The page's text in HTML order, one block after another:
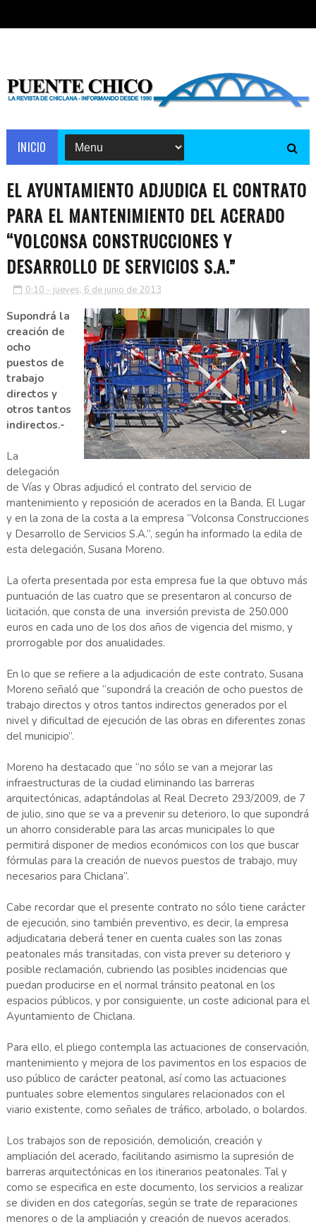
INICIO
EL AYUNTAMIENTO ADJUDICA EL CONTRATO
PARA EL MANTENIMIENTO DEL ACERADO
“VOLCONSA CONSTRUCCIONES Y
DESARROLLO DE SERVICIOS S.A.”
0:10 - jueves, 6 de junio de 2013
Supondrá la
creación de
ocho
puestos de
trabajo
directos y
otros tantos
indirectos.-
La
delegación
de Vías y Obras adjudicó el contrato del servicio de
mantenimiento y reposición de acerados en la Banda, El Lugar
y en la zona de la costa a la empresa “Volconsa Construcciones
y Desarrollo de Servicios S.A.”, según ha informado la edila de
esta delegación, Susana Moreno.
La oferta presentada por esta empresa fue la que obtuvo más
puntuación de las cuatro que se presentaron al concurso de
licitación, que consta de una inversión prevista de 250.000
euros en cada uno de los dos años de vigencia del mismo, y
prorrogable por dos anualidades.
En lo que se refiere a la adjudicación de este contrato, Susana
Moreno señaló que “supondrá la creación de ocho puestos de
trabajo directos y otros tantos indirectos generados por el
nivel y dificultad de ejecución de las obras en diferentes zonas
del municipio”.
Moreno ha destacado que “no sólo se van a mejorar las
infraestructuras de la ciudad eliminando las barreras
arquitectónicas, adaptándolas al Real Decreto 293/2009, de 7
de julio, sino que se va a prevenir su deterioro, lo que supondrá
un ahorro considerable para las arcas municipales lo que
permitirá disponer de medios económicos con los que buscar
fórmulas para la creación de nuevos puestos de trabajo, muy
necesarios para Chiclana”.
Cabe recordar que el presente contrato no sólo tiene carácter
de ejecución, sino también preventivo, es decir, la empresa
adjudicataria deberá tener en cuenta cuales son las zonas
peatonales más transitadas, con vista prever su deterioro y
posible reclamación, cubriendo las posibles incidencias que
puedan producirse en el normal tránsito peatonal en los
espacios públicos, y por consiguiente, un coste adicional para el
Ayuntamiento de Chiclana.
Para ello, el pliego contempla las actuaciones de conservación,
mantenimiento y mejora de los pavimentos en los espacios de
uso público de carácter peatonal, así como las actuaciones
puntuales sobre elementos singulares relacionados con el
viario existente, como señales de tráfico, arbolado, o bolardos.
Los trabajos son de reposición, demolición, creación y
ampliación del acerado, facilitando asimismo la supresión de
barreras arquitectónicas en los itinerarios peatonales. Tal y
como se especifica en este documento, los servicios a realizar
se dividen en dos categorías, según se trate de reparaciones
menores o de la ampliación y creación de nuevos acerados.